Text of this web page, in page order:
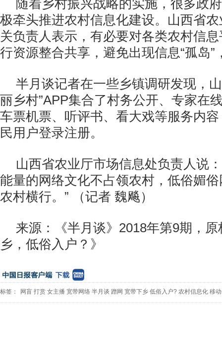
随着乡村振兴战略的实施，很多政
极牵头推进农村信息化建设。山西省
关负责人表示，有必要对各类农村信
行资源整合共享，避免出现信息“孤岛”
半月谈记者在一些乡镇调研发现，
丽乡村”APP集合了村务公开、专家在
车票机票、听评书、看大戏等服务内
民用户登录注册。
山西省农业厅市场信息处负责人说
能量的网络文化不占领农村，低俗媚
农村横行。” （记者 魏飚）
来源：《半月谈》2018年第9期，
乡，低俗入户？》
标签： 网盲 打赏 女主播 宽带网络 半月谈 蹭网 宽带下乡 低俗入户? 农村信息化 移